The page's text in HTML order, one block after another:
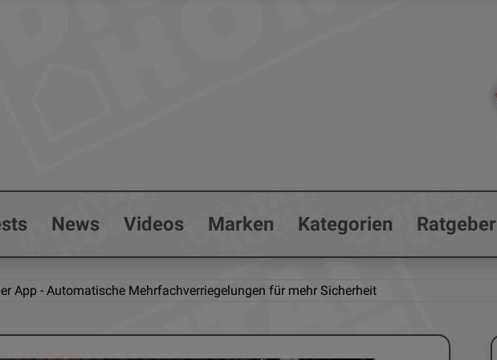
News Videos Marken Kategorien Ratgeber
App - Automatische Mehrfachverriegelungen für mehr Sicherheit